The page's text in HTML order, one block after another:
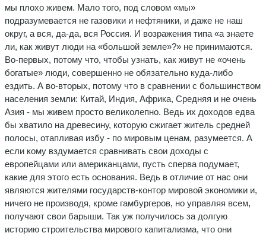
мы плохо живем. Мало того, под словом «мы»
подразумевается не газовики и нефтяники, и даже не наш
округ, а вся, да-да, вся Россия. И возражения типа «а знаете
ли, как живут люди на «большой земле»?» не принимаются.
Во-первых, потому что, чтобы узнать, как живут не «очень
богатые» люди, совершенно не обязательно куда-либо
ездить. А во-вторых, потому что в сравнении с большинством
населения земли: Китай, Индия, Африка, Средняя и не очень
Азия - мы живем просто великолепно. Ведь их доходов едва
бы хватило на древесину, которую сжигает житель средней
полосы, отапливая избу - по мировым ценам, разумеется. А
если кому вздумается сравнивать свои доходы с
европейцами или американцами, пусть сперва подумает,
какие для этого есть основания. Ведь в отличие от нас они
являются жителями государств-контор мировой экономики и,
ничего не производя, кроме гамбургеров, но управляя всем,
получают свои барыши. Так уж получилось за долгую
историю строительства мирового капитализма, что они